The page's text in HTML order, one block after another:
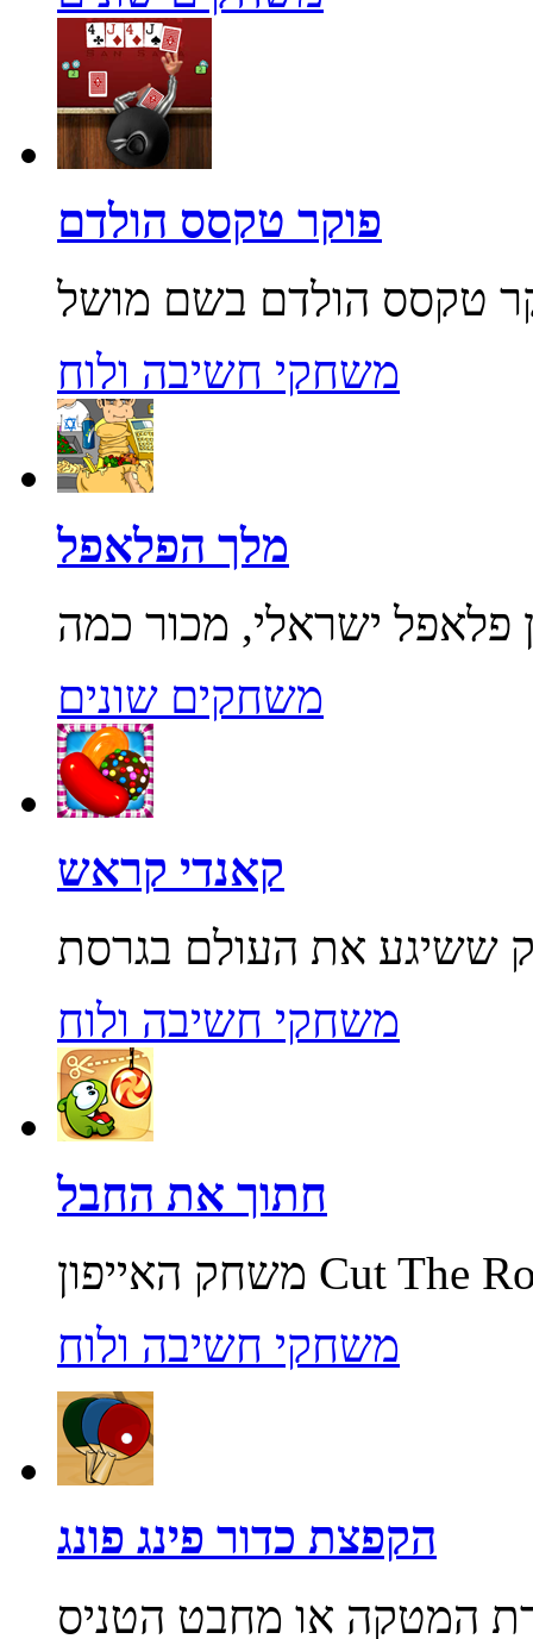
פוקר טקסס הולדם
משחקי חשיבה ולוח
מלך הפלאפל
משחקים שונים
קאנדי קראש
משחקי חשיבה ולוח
חתוך את החבל
משחקי חשיבה ולוח
הקפצת כדור פינג פונג